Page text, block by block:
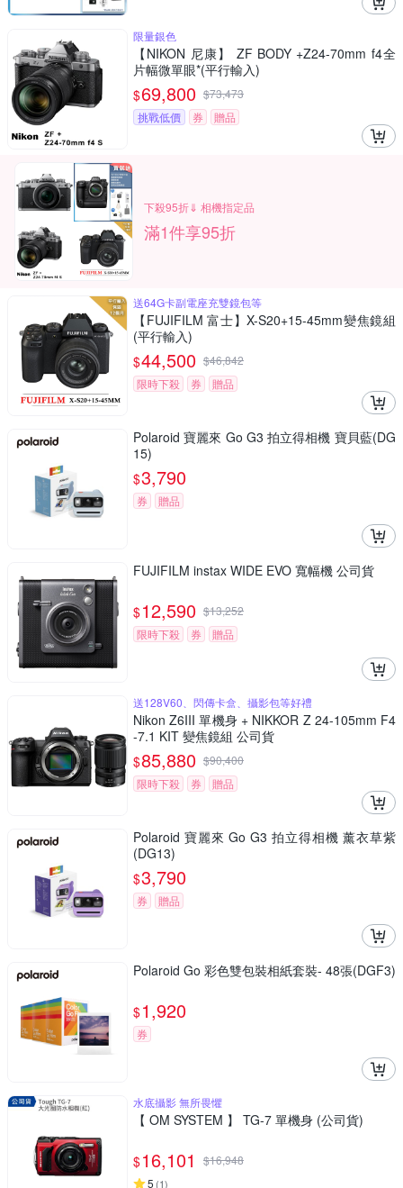
限量銀色
【NIKON 尼康】 ZF BODY +Z24-70mm f4全
片幅微單眼*(平行輸入)
$69,800 $73,473
挑戰低價
券 贈品
下殺95折⇓ 相機指定品
滿1件享95折
送64G卡副電座充雙鏡包等
【FUJIFILM 富士】X-S20+15-45mm變焦鏡組
(平行輸入)
$44,500 $46,842
限時下殺
券 贈品
Polaroid 寶麗來 Go G3 拍立得相機 寶貝藍(DG
15)
$3,790
券 贈品
FUJIFILM instax WIDE EVO 寬幅機 公司貨
$12,590 $13,252
限時下殺
券 贈品
送128V60、閃傳卡盒、攝影包等好禮
Nikon Z6III 單機身 + NIKKOR Z 24-105mm F4
-7.1 KIT 變焦鏡組 公司貨
$85,880 $90,400
限時下殺
券 贈品
Polaroid 寶麗來 Go G3 拍立得相機 薰衣草紫
(DG13)
$3,790
券 贈品
Polaroid Go 彩色雙包裝相紙套裝- 48張(DGF3)
$1,920
券
水底攝影 無所畏懼
【 OM SYSTEM 】 TG-7 單機身 (公司貨)
$16,101 $16,948
5 (1)